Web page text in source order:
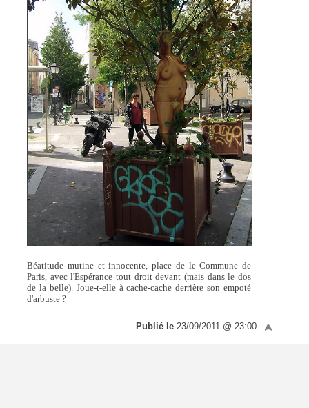
Béatitude mutine et innocente, place de le Commune de
Paris, avec l'Espérance tout droit devant (mais dans le dos
de la belle). Joue-t-elle à cache-cache derrière son empoté
d'arbuste ?
Publié le 23/09/2011 @ 23:00